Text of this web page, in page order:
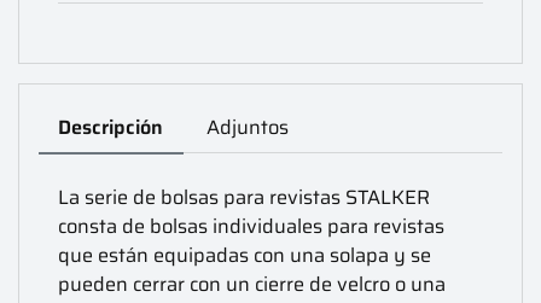
Descripción Adjuntos
La serie de bolsas para revistas STALKER
consta de bolsas individuales para revistas
que están equipadas con una solapa y se
pueden cerrar con un cierre de velcro o una